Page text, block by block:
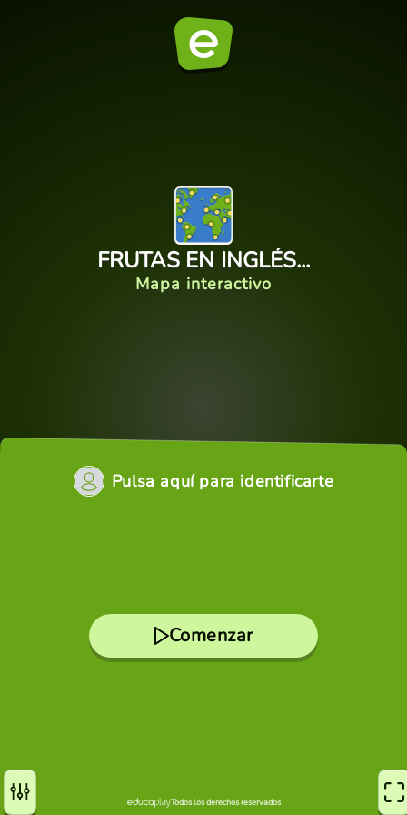
FRUTAS EN INGLÉS...
Mapa interactivo
Pulsa aquí para identificarte
Comenzar
Todos los derechos reservados